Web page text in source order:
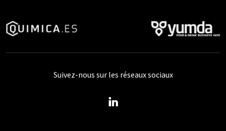
Suivez-nous sur les réseaux sociaux